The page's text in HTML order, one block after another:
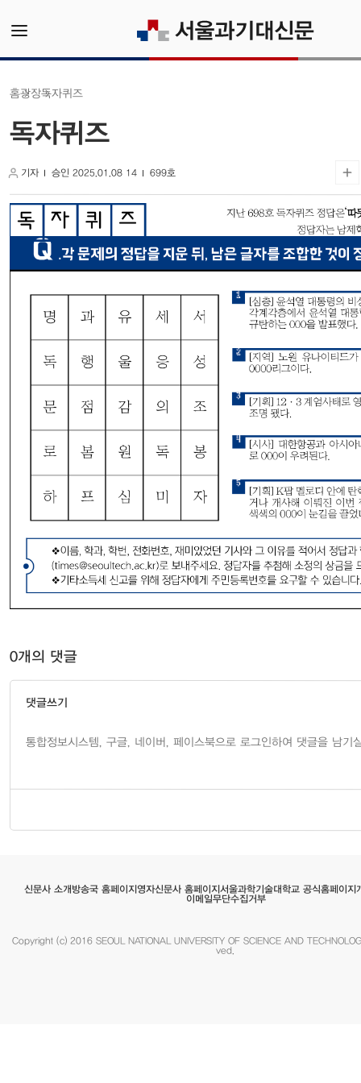
홈광장독자퀴즈
독자퀴즈
기자 승인 2025.01.08 14 699호
0개의 댓글
댓글쓰기
신문사 소개 방송국 홈페이지영자신문사 홈페이지서울과학기술대학교 공식홈페이지
이메일무단수집거부
Copyright (c) 2016 SEOUL NATIONAL UNIVERSITY OF SCIENCE AND
ved.